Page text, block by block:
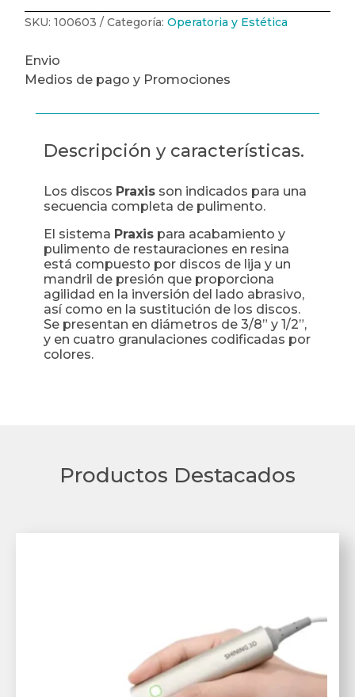
SKU:100603 Categoría:Operatoria y Estética
Envio
Medios de pago y Promociones
Descripción y características.
Los discos Praxisson indicados para una
secuencia completa de pulimento.
El sistema Praxispara acabamiento y
pulimento de restauraciones en resina
está compuesto por discos de lija y un
mandril de presión que proporciona
agilidad en la inversión del lado abrasivo,
así como en la sustitución de los discos.
Se presentan en diámetros de 3/8” y 1/2”,
y en cuatro granulaciones codificadas por
colores.
Productos Destacados